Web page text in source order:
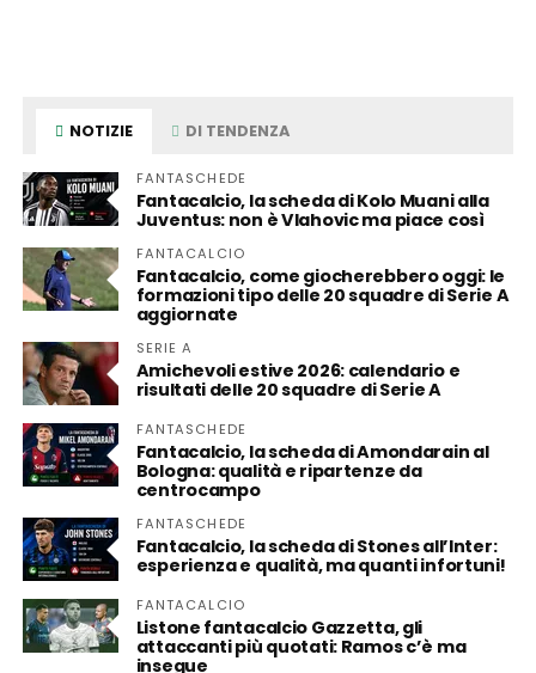
NOTIZIE DI TENDENZA
FANTASCHEDE
Fantacalcio, la scheda di Kolo Muani alla
Juventus: non è Vlahovic ma piace così
FANTACALCIO
Fantacalcio, come giocherebbero oggi: le
formazioni tipo delle 20 squadre di Serie A
aggiornate
SERIE A
Amichevoli estive 2026: calendario e
risultati delle 20 squadre di Serie A
FANTASCHEDE
Fantacalcio, la scheda di Amondarain al
Bologna: qualità e ripartenze da
centrocampo
FANTASCHEDE
Fantacalcio, la scheda di Stones all’Inter:
esperienza e qualità, ma quanti infortuni!
FANTACALCIO
Listone fantacalcio Gazzetta, gli
attaccanti più quotati: Ramos c’è ma
insegue